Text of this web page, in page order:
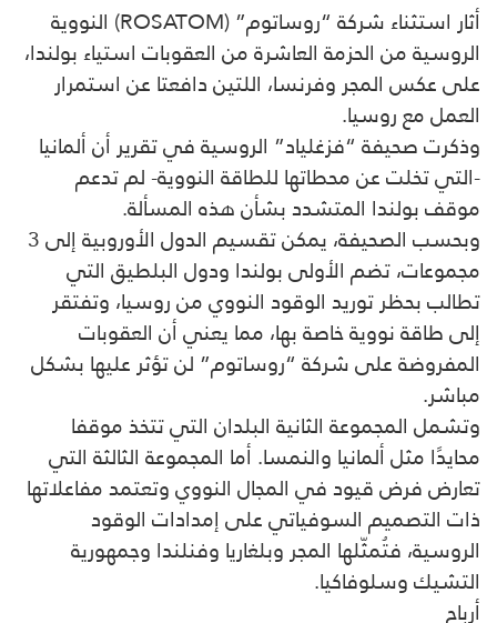
أثار استثناء شركة “روساتوم” (ROSATOM) النووية
الروسية من الحزمة العاشرة من العقوبات استياء بولندا،
على عكس المجر وفرنسا، اللتين دافعتا عن استمرار
العمل مع روسيا.
وذكرت صحيفة “فزغلياد” الروسية في تقرير أن ألمانيا
-التي تخلت عن محطاتها للطاقة النووية- لم تدعم
موقف بولندا المتشدد بشأن هذه المسألة.
وبحسب الصحيفة، يمكن تقسيم الدول الأوروبية إلى 3
مجموعات، تضم الأولى بولندا ودول البلطيق التي
تطالب بحظر توريد الوقود النووي من روسيا، وتفتقر
إلى طاقة نووية خاصة بها، مما يعني أن العقوبات
المفروضة على شركة “روساتوم” لن تؤثر عليها بشكل
مباشر.
وتشمل المجموعة الثانية البلدان التي تتخذ موقفا
محايدًا مثل ألمانيا والنمسا. أما المجموعة الثالثة التي
تعارض فرض قيود في المجال النووي وتعتمد مفاعلاتها
ذات التصميم السوفياتي على إمدادات الوقود
الروسية، فتُمثّلها المجر وبلغاريا وفنلندا وجمهورية
التشيك وسلوفاكيا.
أرباح